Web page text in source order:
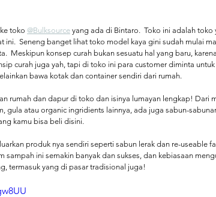
toko @Bulksource yang ada di Bintaro.  Toko ini adalah
ini.  Seneng banget lihat toko model kaya gini sudah mulai
Meskipun konsep curah bukan sesuatu hal yang baru,
curah juga yah, tapi di toko ini para customer diminta
bawa kotak dan container sendiri dari rumah.
rumah dan dapur di toko dan isinya lumayan lengkap! Dari
gula atau organic ingridients lainnya, ada juga sabun-
kamu bisa beli disini.
produk nya sendiri seperti sabun lerak dan re-useable
ini semakin banyak dan sukses, dan kebiasaan
termasuk yang di pasar tradisional juga!